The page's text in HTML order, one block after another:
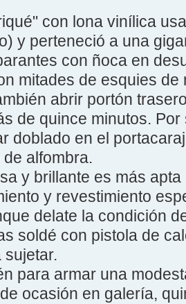
con lona vinílica
y perteneció a una
con ñoca en
mitades de esquies
abrir portón
de quince minutos.
doblado en el
alfombra.
y brillante es más
y revestimiento
delate la condición
soldé con pistola de
sujetar.
para armar una
ocasión en galería,